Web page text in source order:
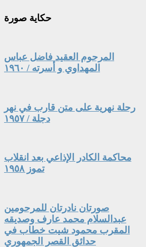
حكاية صورة
المرحوم العقيد فاضل عباس
المهداوي و أسرته / ١٩٦٠
رحلة نهرية على متن قارب في نهر
دجلة / ١٩٥٧
محاكمة الكادر الإذاعي بعد انقلاب
تموز ١٩٥٨
صورتان نادرتان للمرحومين
عبدالسلام محمد عارف وصديقه
المقرب محمود شيت خطاب في
حدائق القصر الجمهوري